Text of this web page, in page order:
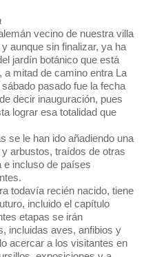
vecino de nuestra villa
aunque sin finalizar, ya ha
jardín botánico que está
a mitad de camino entra La
pasado fue la fecha
decir inauguración, pues
lograr esa totalidad que
se le han ido añadiendo una
arbustos, traídos de otras
incluso de países
todavía recién nacido, tiene
incluido el capítulo
etapas se irán
incluidas aves, anfibios y
acercar a los visitantes en